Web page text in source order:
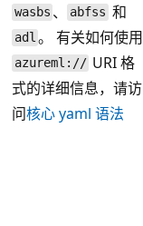
wasbs 、 abfss 和
adl 。 有关如何使用
azureml:// URI 格
式的详细信息，请访
问核心 yaml 语法